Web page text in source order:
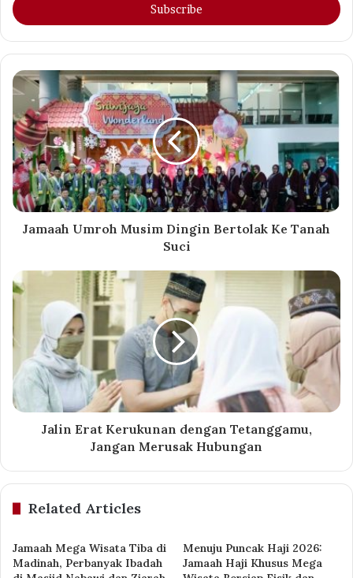
address
Jamaah Umroh Musim Dingin Bertolak Ke Tanah
Suci
Jalin Erat Kerukunan dengan Tetanggamu,
Jangan Merusak Hubungan
Related Articles
Jamaah Mega Wisata Tiba di
Madinah, Perbanyak Ibadah
Menuju Puncak Haji 2026:
Jamaah Haji Khusus Mega